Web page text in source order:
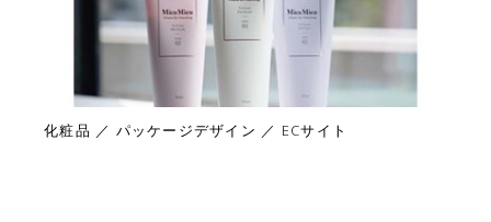
化粧品 ／ パッケージデザイン ／ ECサイト